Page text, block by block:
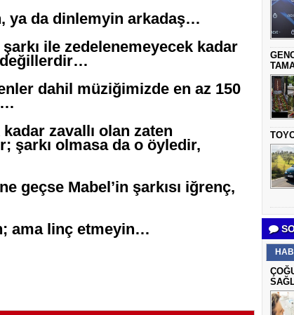
ya da dinlemyin arkadaş…
ile zedelenemeyecek kadar
değillerdir…
dahil müziğimizde en az 150
zavallı olan zaten
şarkı olmasa da o öyledir,
geçse Mabel’in şarkısı iğrenç,
ama linç etmeyin…